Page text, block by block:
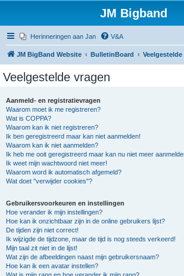
JM Bigband
Herinneringen aan Jan V&A
JM BigBand Website BulletinBoard Veelgestelde
Veelgestelde vragen
Aanmeld- en registratievragen
Waarom moet ik me registreren?
Wat is COPPA?
Waarom kan ik niet registreren?
Ik ben geregistreerd maar kan niet aanmelden!
Waarom kan ik niet aanmelden?
Ik heb me ooit geregistreerd maar kan nu niet meer
Ik weet mijn wachtwoord niet meer!
Waarom word ik automatisch afgemeld?
Wat doet "verwijder cookies"?
Gebruikersvoorkeuren en instellingen
Hoe verander ik mijn instellingen?
Hoe kan ik onzichtbaar zijn in de online gebruikers lijst?
De tijden zijn niet correct!
Ik wijzigde de tijdzone, maar de tijd is nog steeds verkeerd!
Mijn taal zit niet in de lijst!
Wat zijn de afbeeldingen naast mijn gebruikersnaam?
Hoe kan ik een avatar instellen?